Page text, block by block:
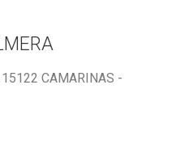
15122 CAMARINAS -